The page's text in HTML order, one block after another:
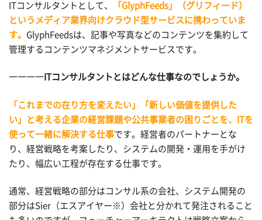
ITコンサルタントとして、
「GlyphFeeds」（グリフィード）
というメディア業界向けクラウド型サービスに携わっていま
す。 GlyphFeedsは、記事や写真などのコンテンツを集約して
管理するコンテンツマネジメントサービスです。
――――ITコンサルタントとはどんな仕事なのでしょうか。
「これまでの在り方を変えたい」「新しい価値を提供した
い」と考える企業の経営課題や公共事業者の困りごとを、ITを
使って一緒に解決する仕事です。経営者のパートナーとな
り、経営戦略を考案したり、システムの開発・運用を手がけ
たり、幅広い工程が存在する仕事です。
通常、経営戦略の部分はコンサル系の会社、システム開発の
部分はSier（エスアイヤー※）会社と分かれて発注されること